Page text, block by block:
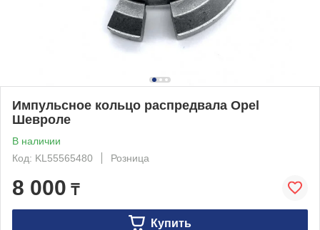
Импульсное кольцо распредвала Opel
Шевроле
В наличии
Код: KL55565480
Розница
8 000 ₸
Купить